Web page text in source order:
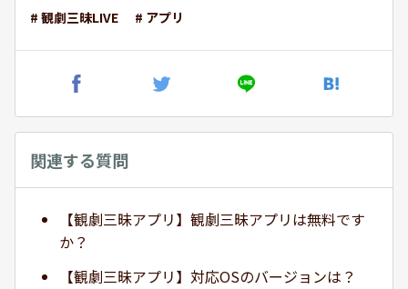
# 観劇三昧LIVE # アプリ
関連する質問
【観劇三昧アプリ】観劇三昧アプリは無料です
か？
【観劇三昧アプリ】対応OSのバージョンは？